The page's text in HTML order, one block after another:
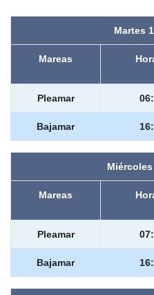
Martes
Mareas
Pleamar
Bajamar
Mareas
Pleamar
Bajamar